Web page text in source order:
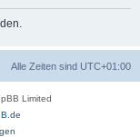
Alle Zeiten sind UTC+01:00
Limited